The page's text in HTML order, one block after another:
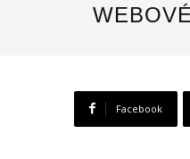
Facebook